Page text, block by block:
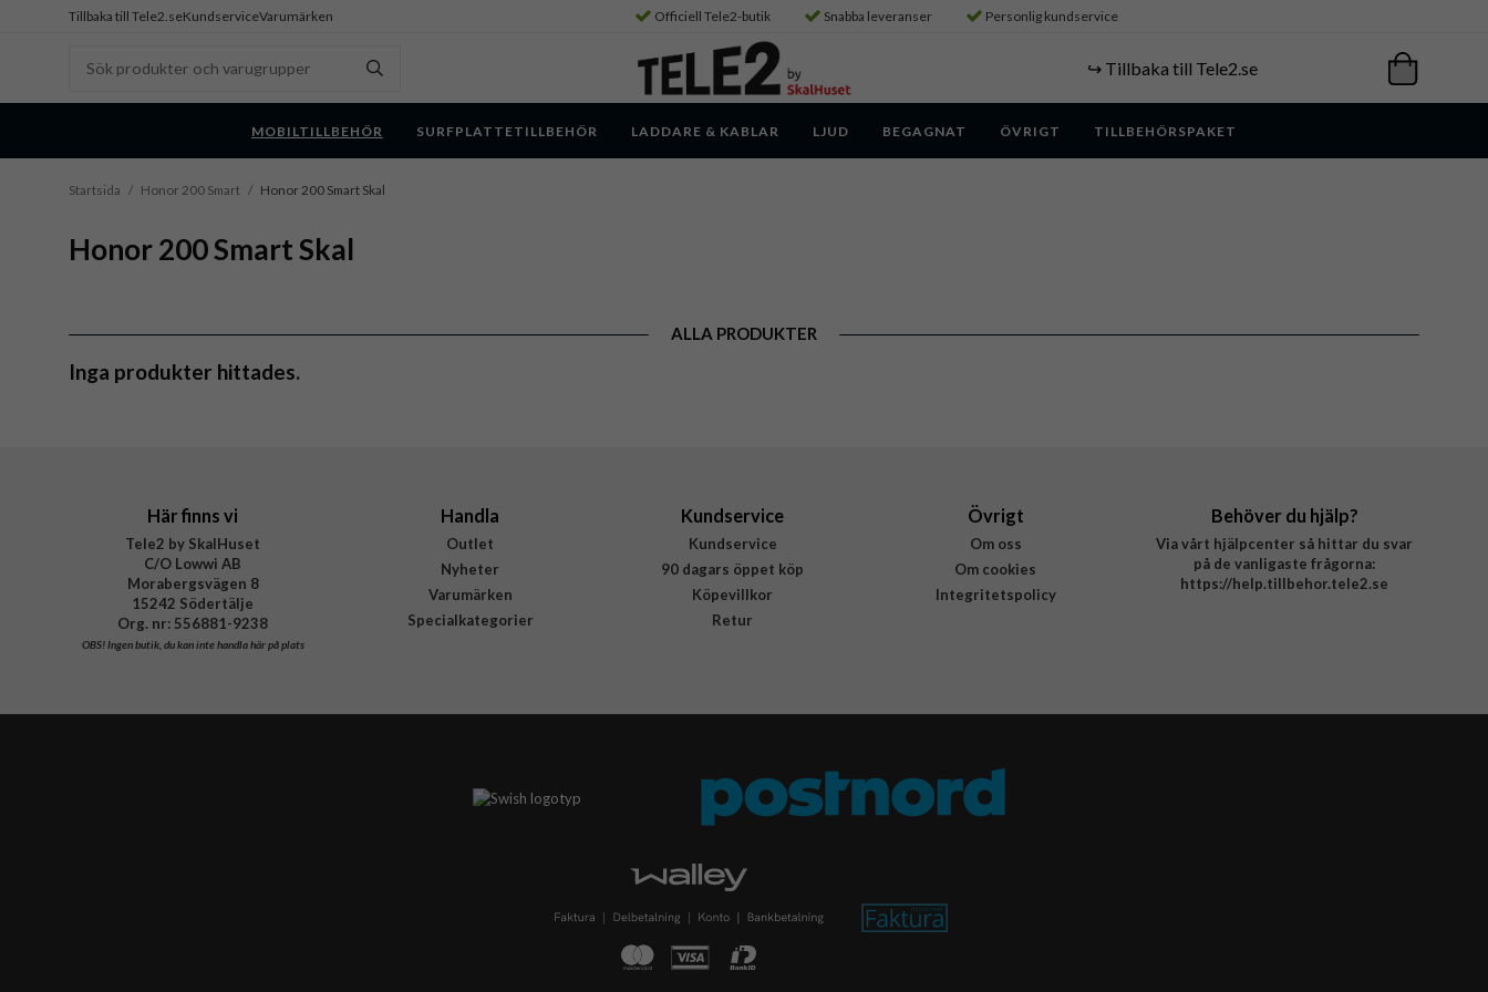
Tillbaka till Tele2.seKundserviceVarumärken Officiell Tele2-butik Snabba leveranser Personlig kundservice
↪️ Tillbaka till Tele2.se
MOBILTILLBEHÖR SURFPLATTETILLBEHÖR LADDARE & KABLAR LJUD BEGAGNAT ÖVRIGT TILLBEHÖRSPAKET
Startsida / Honor 200 Smart / Honor 200 Smart Skal
Honor 200 Smart Skal
ALLA PRODUKTER
Inga produkter hittades.
Här finns vi
Tele2 by SkalHuset
C/O Lowwi AB
Morabergsvägen 8
15242 Södertälje
Org. nr: 556881-9238
OBS!Ingen butik, du kan inte handla här på plats
Handla
Outlet
Nyheter
Varumärken
Specialkategorier
Kundservice
Kundservice
90 dagars öppet köp
Köpevillkor
Retur
Övrigt
Om oss
Om cookies
Integritetspolicy
Behöver du hjälp?
Via vårt hjälpcenter så hittar du svar
på de vanligaste frågorna:
https://help.tillbehor.tele2.se